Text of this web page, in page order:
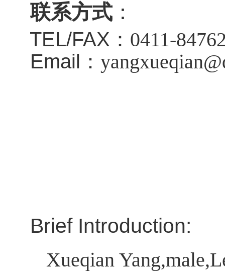
联系方式：
TEL/FAX ： 0411-
Email ： ya
Brief Introduction:
Xueqian